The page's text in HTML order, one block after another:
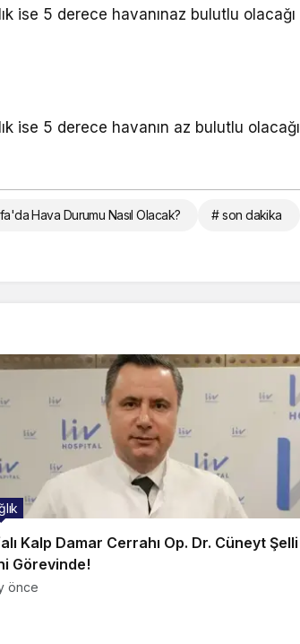
ise 5 derece havanınaz bulutlu olacağı
ise 5 derece havanın az bulutlu olacağı
Hava Durumu Nasıl Olacak? # son dakika
Kalp Damar Cerrahı Op. Dr. Cüneyt Şelli
Görevinde!
önce